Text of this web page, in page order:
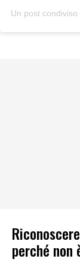
Un post
perché non